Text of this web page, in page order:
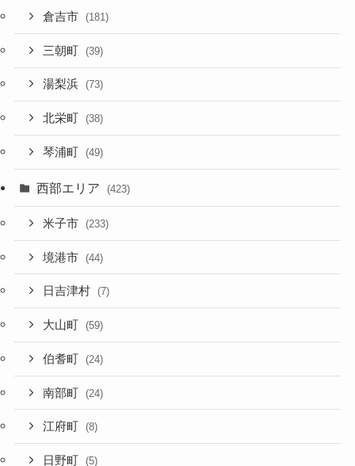
倉吉市 (181)
三朝町 (39)
湯梨浜 (73)
北栄町 (38)
琴浦町 (49)
西部エリア (423)
米子市 (233)
境港市 (44)
日吉津村 (7)
大山町 (59)
伯耆町 (24)
南部町 (24)
江府町 (8)
日野町 (5)